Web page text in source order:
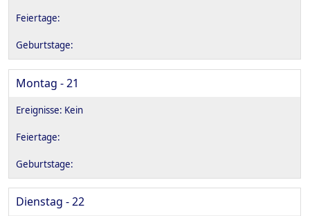
Montag - 21
Dienstag - 22